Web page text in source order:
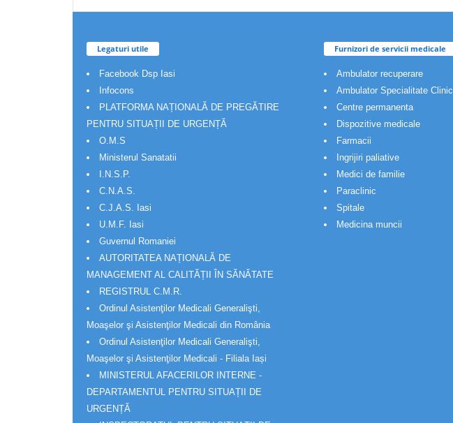
Legaturi utile
Facebook Dsp Iasi
Infocons
PLATFORMA NAȚIONALĂ DE PREGĂTIRE
PENTRU SITUAȚII DE URGENȚĂ
O.M.S
Ministerul Sanatatii
I.N.S.P.
C.N.A.S.
C.J.A.S. Iasi
U.M.F. Iasi
Guvernul Romaniei
AUTORITATEA NAȚIONALĂ DE
MANAGEMENT AL CALITĂȚII ÎN SĂNĂTATE
REGISTRUL C.M.R.
Ordinul Asistenţilor Medicali Generalişti,
Moaşelor şi Asistenţilor Medicali din România
Ordinul Asistenţilor Medicali Generalişti,
Moaşelor şi Asistenţilor Medicali - Filiala Iași
MINISTERUL AFACERILOR INTERNE -
DEPARTAMENTUL PENTRU SITUAȚII DE
URGENȚĂ
Furnizori de servicii medicale
Ambulator recuperare
Ambulator Specialitate Clinic
Centre permanenta
Dispozitive medicale
Farmacii
Ingrijiri paliative
Medici de familie
Paraclinic
Spitale
Medicina muncii